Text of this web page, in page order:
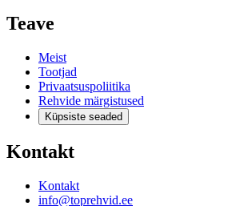
Teave
Meist
Tootjad
Privaatsuspoliitika
Rehvide märgistused
Küpsiste seaded
Kontakt
Kontakt
info@toprehvid.ee